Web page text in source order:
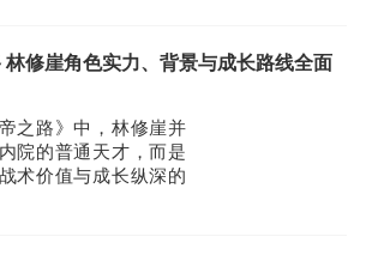
、成长路径更清晰。
启期间全程开放，参
修崖角色实力、背景与成长路线全面
之路》中，林修崖并
院的普通天才，而是
术价值与成长纵深的
主角萧炎之间的情感